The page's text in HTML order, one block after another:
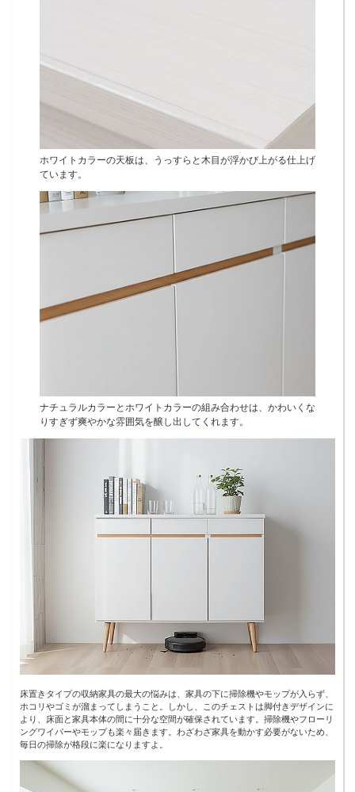
ホワイトカラーの天板は、うっすらと木目が浮かび上がる仕上げ
ています。
ナチュラルカラーとホワイトカラーの組み合わせは、かわいくな
りすぎず爽やかな雰囲気を醸し出してくれます。
床置きタイプの収納家具の最大の悩みは、家具の下に掃除機やモップが入らず、
ホコリやゴミが溜まってしまうこと。しかし、このチェストは脚付きデザインに
より、床面と家具本体の間に十分な空間が確保されています。掃除機やフローリ
ングワイパーやモップも楽々届きます。わざわざ家具を動かす必要がないため、
毎日の掃除が格段に楽になりますよ。